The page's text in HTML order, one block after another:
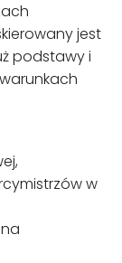
jest
podstawy i
w